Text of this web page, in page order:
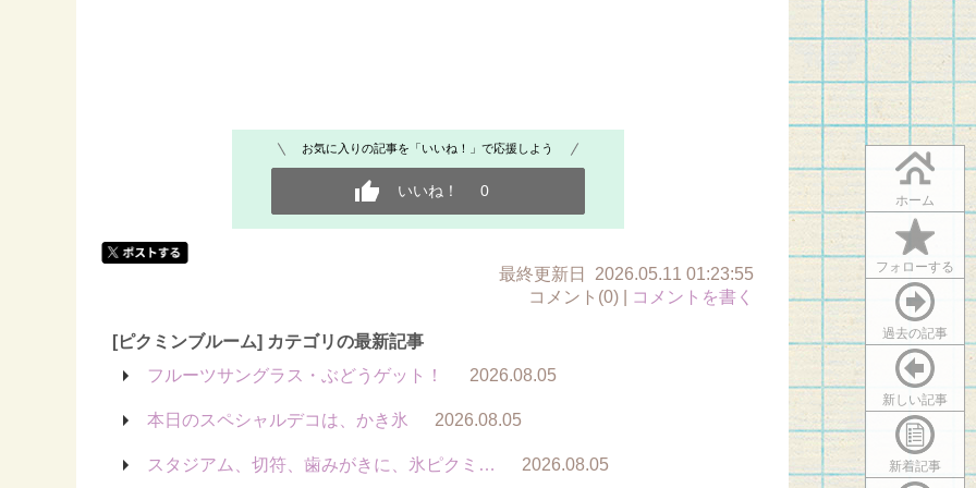
ホーム
フォローする
過去の記事
新しい記事
新着記事
お気に入りの記事を「いいね！」で応援しよう
いいね！ 0
最終更新日 2026.05.11 01:23:55
コメント(0) |
コメントを書く
[ピクミンブルーム] カテゴリの最新記事
フルーツサングラス・ぶどうゲット！
2026.08.05
本日のスペシャルデコは、かき氷 2026.08.05
スタジアム、切符、歯みがきに、氷ピクミ… 2026.08.05